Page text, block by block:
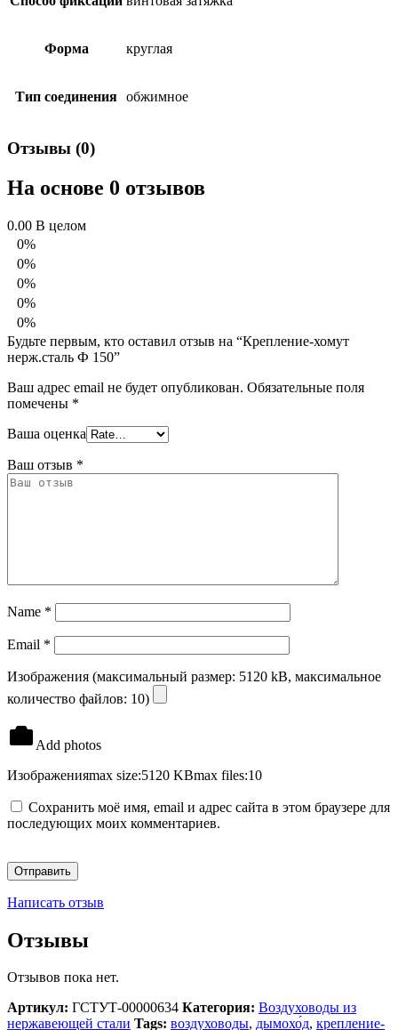
Форма круглая
Тип соединения обжимное
Отзывы (0)
На основе 0 отзывов
0.00 В целом
0%
0%
0%
0%
0%
Будьте первым, кто оставил отзыв на “Крепление-хомут
нерж.сталь Ф 150”
Ваш адрес email не будет опубликован. Обязательные поля
помечены *
Ваша оценка
Ваш отзыв *
Name *
Email *
Изображения (максимальный размер: 5120 kB, максимальное
количество файлов: 10)
Add photos
Изображенияmax size:5120 KBmax files:10
Сохранить моё имя, email и адрес сайта в этом браузере для
последующих моих комментариев.
Написать отзыв
Отзывы
Отзывов пока нет.
Артикул: ГСТУТ-00000634 Категория: Воздуховоды из
нержавеющей стали Tags: воздуховоды, дымохо́д, крепление-